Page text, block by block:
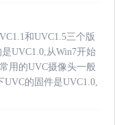
和UVC1.5三个版
UVC1.0,从Win7开始
用的UVC摄像头一般
的固件是UVC1.0,